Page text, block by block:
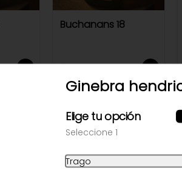
Buchanans 18
$65.000
Ginebra
Elige tu opción
Seleccione 1
Trago